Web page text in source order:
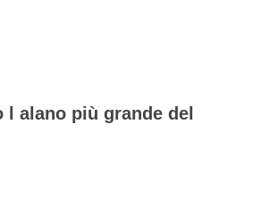
l alano più grande del